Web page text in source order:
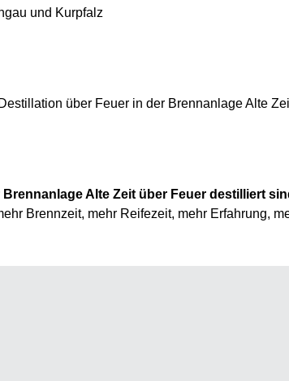
und Kurpfalz
über Feuer in der Brennanlage Alte
Brennanlage Alte Zeit über Feuer destilliert
Brennzeit, mehr Reifezeit, mehr Erfahrung,